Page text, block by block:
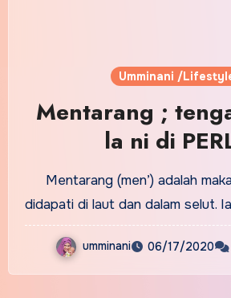
Umminani /
Mentarang ;
la ni di
Mentarang (men’) adalah
didapati di laut dan dalam selut.
umminani 06/17/2020